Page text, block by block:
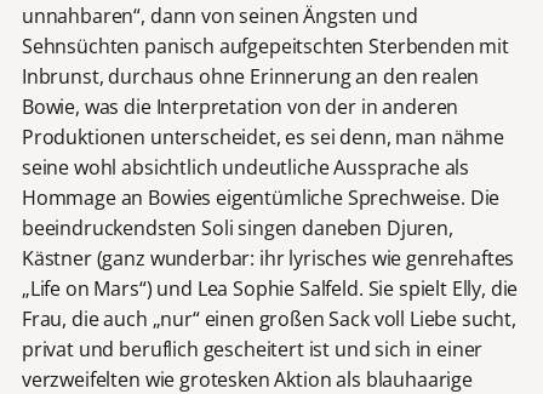
unnahbaren“, dann von seinen Ängsten und
Sehnsüchten panisch aufgepeitschten Sterbenden mit
Inbrunst, durchaus ohne Erinnerung an den realen
Bowie, was die Interpretation von der in anderen
Produktionen unterscheidet, es sei denn, man nähme
seine wohl absichtlich undeutliche Aussprache als
Hommage an Bowies eigentümliche Sprechweise. Die
beeindruckendsten Soli singen daneben Djuren,
Kästner (ganz wunderbar: ihr lyrisches wie genrehaftes
„Life on Mars“) und Lea Sophie Salfeld. Sie spielt Elly, die
Frau, die auch „nur“ einen großen Sack voll Liebe sucht,
privat und beruflich gescheitert ist und sich in einer
verzweifelten wie grotesken Aktion als blauhaarige